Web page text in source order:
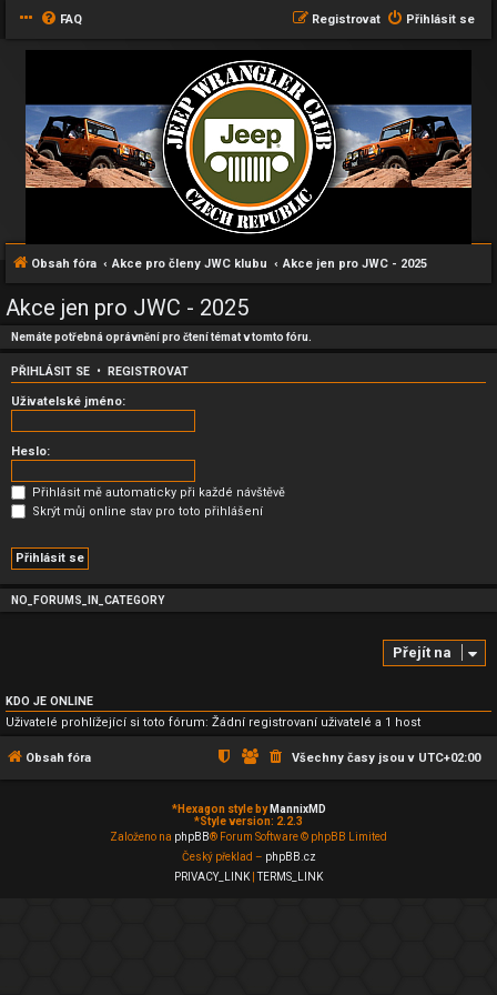
FAQ Přihlásit se
Registrovat
Obsah fóra Akce pro členy JWC klubu Akce jen pro JWC - 2025
Akce jen pro JWC - 2025
Nemáte potřebná oprávnění pro čtení témat v tomto fóru.
PŘIHLÁSIT SE • REGISTROVAT
Uživatelské jméno:
Heslo:
Přihlásit mě automaticky při každé návštěvě
Skrýt můj online stav pro toto přihlášení
NO_FORUMS_IN_CATEGORY
Přejít na
KDO JE ONLINE
Uživatelé prohlížející si toto fórum: Žádní registrovaní uživatelé a 1 host
Obsah fóra Všechny časy jsou v UTC+02:00
*Hexagon style by MannixMD
*Style version: 2.2.3
Založeno na phpBB® Forum Software © phpBB Limited
Český překlad – phpBB.cz
PRIVACY_LINK |TERMS_LINK